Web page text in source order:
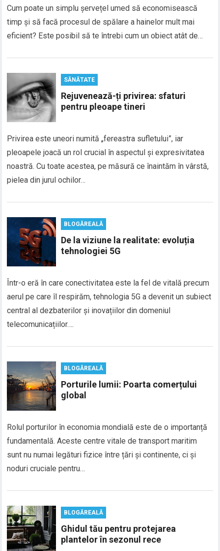
Cum poate un simplu șervețel umed să economisească
timp și să facă procesul de spălare a hainelor mult mai
eficient? Este posibil să te întrebi cum un obiect atât de…
SĂNĂTATE
Rejuvenează-ți privirea: sfaturi
pentru pleoape tineri
Privirea este uneori numită „fereastra sufletului”, iar
pleoapele joacă un rol crucial în aspectul și expresivitatea
noastră. Cu toate acestea, pe măsură ce înaintăm în vârstă,
pielea din jurul ochilor…
BLOGĂREALĂ
De la viziune la realitate: evoluția
tehnologiei 5G
Într-o eră în care conectivitatea este la fel de vitală precum
aerul pe care îl respirăm, tehnologia 5G a devenit un subiect
central al dezbaterilor și inovațiilor din domeniul
telecomunicațiilor….
BLOGĂREALĂ
Porturile lumii: Poarta comerțului
global
Rolul porturilor în economia mondială este de o importanță
fundamentală. Aceste centre vitale de transport maritim
sunt nu numai legături fizice între țări și continente, ci și
noduri cruciale pentru…
BLOGĂREALĂ
Ghidul tău pentru protejarea
plantelor în sezonul rece